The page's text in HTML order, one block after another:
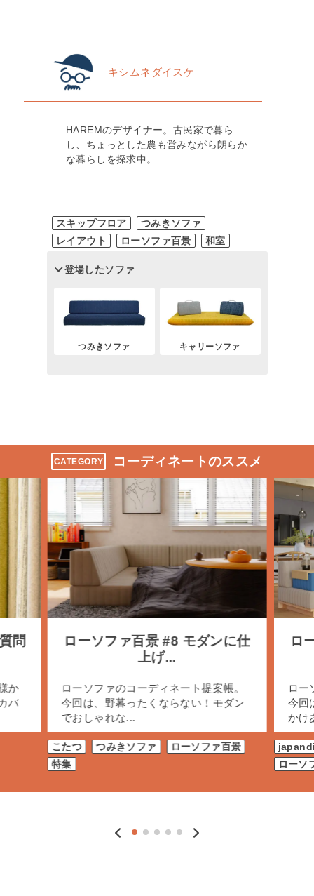
キシムネダイスケ
HAREMのデザイナー。古民家で暮ら
し、ちょっとした農も営みながら朗らか
な暮らしを探求中。
スキップフロア
つみきソファ
レイアウト
ローソファ百景 和室
登場したソファ
つみきソファ キャリーソファ
CATEGORY コーディネートのススメ
問
か
バ
ローソファ百景 #8 モダンに仕
上げ...
ローソファのコーディネート提案帳。
今回は、野暮ったくならない！モダン
でおしゃれな...
こたつ つみきソファ
ローソファ百景
特集
ロ
ロー
今回
かけ
ローソ